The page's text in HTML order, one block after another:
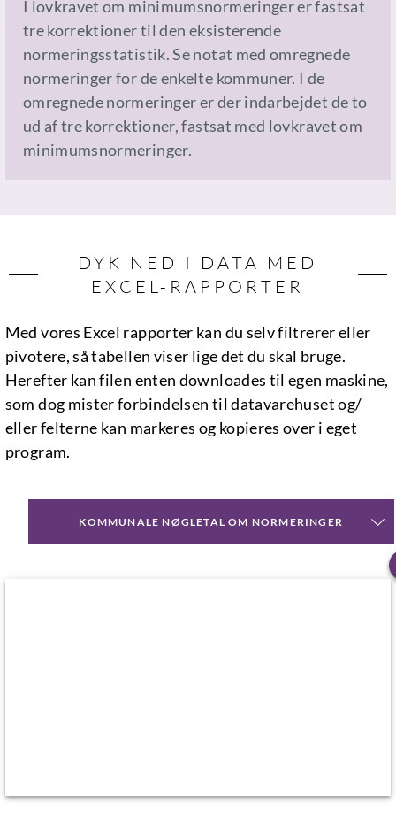
I lovkravet om minimumsnormeringer er fastsat
tre korrektioner til den eksisterende
normeringsstatistik. Se notat med omregnede
normeringer for de enkelte kommuner. I de
omregnede normeringer er der indarbejdet de to
ud af tre korrektioner, fastsat med lovkravet om
minimumsnormeringer.
DYK NED I DATA MED
EXCEL-RAPPORTER
Med vores Excel rapporter kan du selv filtrerer eller
pivotere, så tabellen viser lige det du skal bruge.
Herefter kan filen enten downloades til egen maskine,
som dog mister forbindelsen til datavarehuset og/
eller felterne kan markeres og kopieres over i eget
program.
KOMMUNALE NØGLETAL OM NORMERINGER